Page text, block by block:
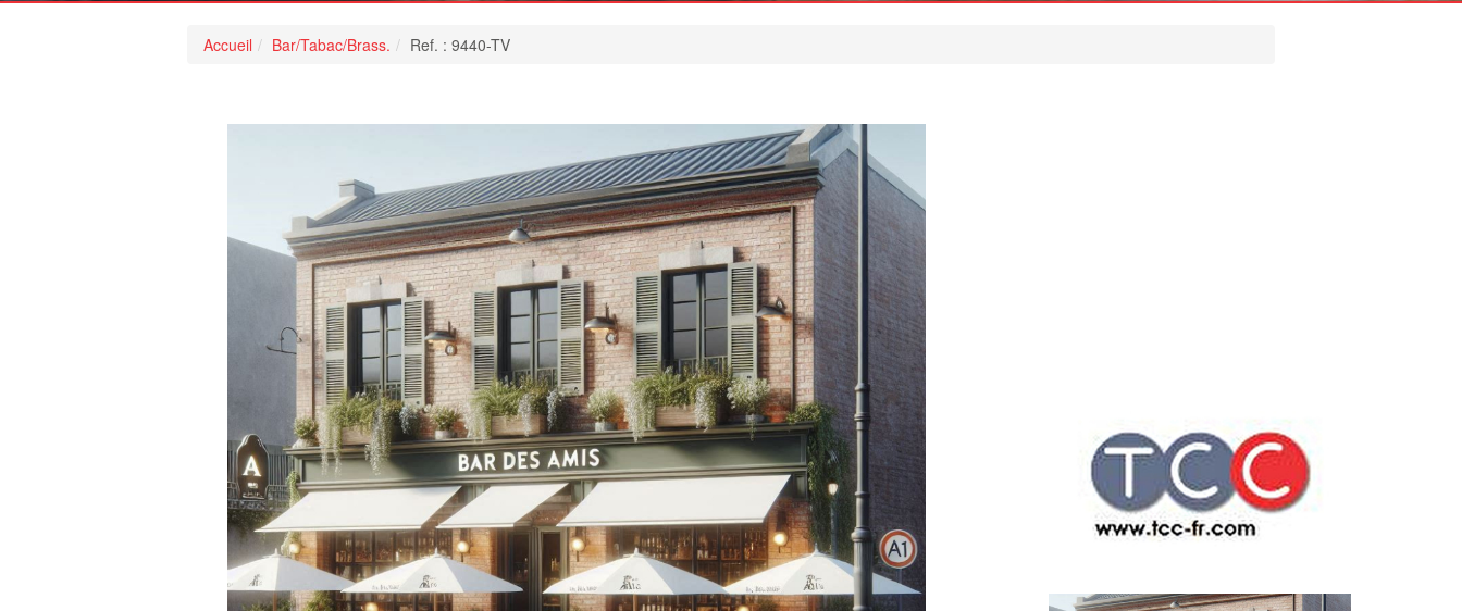
Accueil Bar/Tabac/Brass. Ref. : 9440-TV